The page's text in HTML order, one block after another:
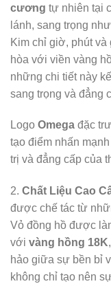
cương tự nhiên tại
lánh, sang trọng
Kim chỉ giờ, phút
hòa với viền vàng
những chi tiết này
sang trọng và đẳng
Logo Omega đặc
tạo điểm nhấn
trị và đẳng cấp của
2. Chất Liệu Cao
được chế tác từ
Vỏ đồng hồ được
với vàng hồng 18K
hảo giữa sự bền bỉ
không chỉ tạo nên